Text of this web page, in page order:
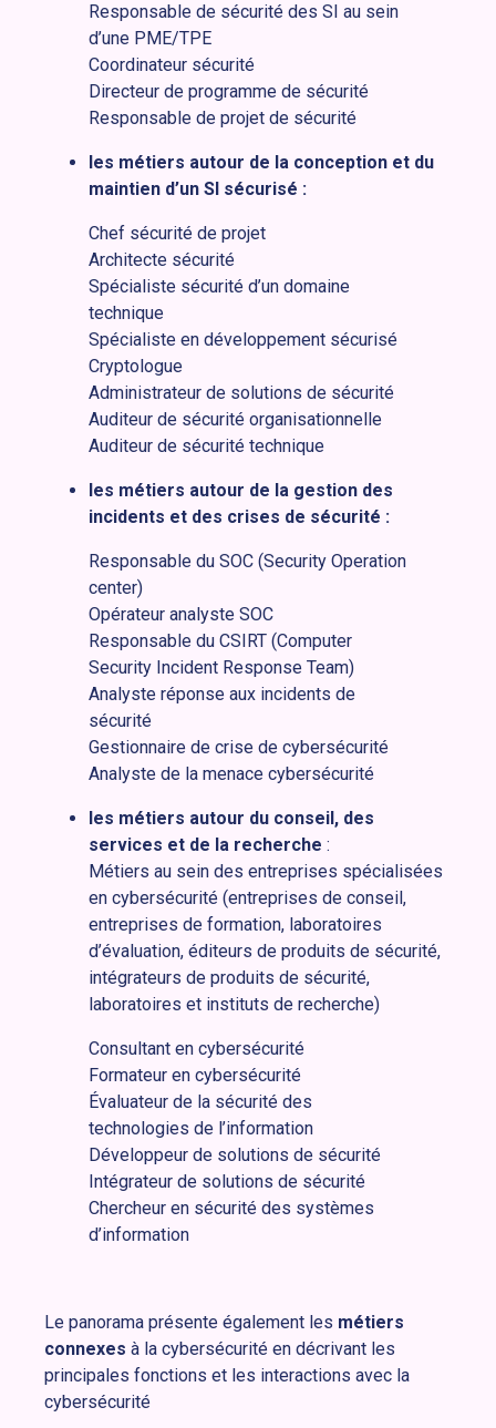
Responsable de sécurité des SI au sein
d’une PME/TPE
Coordinateur sécurité
Directeur de programme de sécurité
Responsable de projet de sécurité
les métiers autour de la conception et du
maintien d’un SI sécurisé :
Chef sécurité de projet
Architecte sécurité
Spécialiste sécurité d’un domaine
technique
Spécialiste en développement sécurisé
Cryptologue
Administrateur de solutions de sécurité
Auditeur de sécurité organisationnelle
Auditeur de sécurité technique
les métiers autour de la gestion des
incidents et des crises de sécurité :
Responsable du SOC (Security Operation
center)
Opérateur analyste SOC
Responsable du CSIRT (Computer
Security Incident Response Team)
Analyste réponse aux incidents de
sécurité
Gestionnaire de crise de cybersécurité
Analyste de la menace cybersécurité
les métiers autour du conseil, des
services et de la recherche :
Métiers au sein des entreprises spécialisées
en cybersécurité (entreprises de conseil,
entreprises de formation, laboratoires
d’évaluation, éditeurs de produits de sécurité,
intégrateurs de produits de sécurité,
laboratoires et instituts de recherche)
Consultant en cybersécurité
Formateur en cybersécurité
Évaluateur de la sécurité des
technologies de l’information
Développeur de solutions de sécurité
Intégrateur de solutions de sécurité
Chercheur en sécurité des systèmes
d’information
Le panorama présente également les métiers
connexes à la cybersécurité en décrivant les
principales fonctions et les interactions avec la
cybersécurité